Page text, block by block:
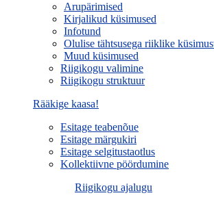
Arupärimised
Kirjalikud küsimused
Infotund
Olulise tähtsusega riiklike
Muud küsimused
Riigikogu valimine
Riigikogu struktuur
Rääkige kaasa!
Esitage teabenõue
Esitage märgukiri
Esitage selgitustaotlus
Kollektiivne pöördumine
Riigikogu ajalugu